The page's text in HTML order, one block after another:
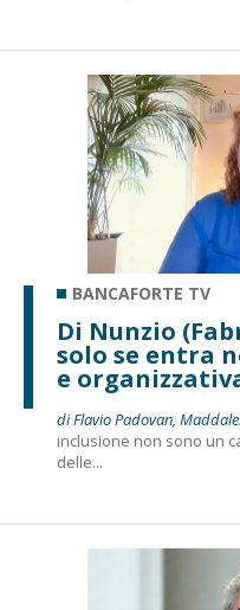
BANCAFORTE TV
Di Nunzio
solo se entra
e
di Flavio Padovan,
inclusione non sono un
delle...